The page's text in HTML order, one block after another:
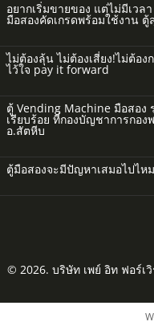
อยากเริ่มขายของ แต่ไม่มีเวล
มือสองคัดเกรดพร้อมใช้งาน
ไม่ต้องลุ้น ไม่ต้องเสี่ยง!ไม่ต้อ
ไว้ใจ pay it forward
ตู้ Vending Machine มือสอง
เรียบร้อย ที่กองบัญชาการกอ
อ.สัตหีบ
ตู้มือสองจะมีปัญหาเสมอไปไห
© 2026. บริษัท เพย์ อิท ฟอร์เ